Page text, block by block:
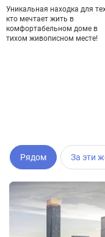
Уникальная находка для
кто мечтает жить в
комфортабельном доме в
тихом живописном месте!
Рядом За эти